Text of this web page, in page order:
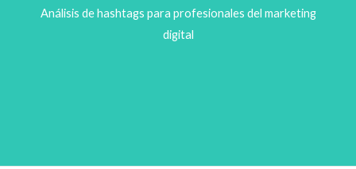
Análisis de hashtags para profesionales del marketing
digital